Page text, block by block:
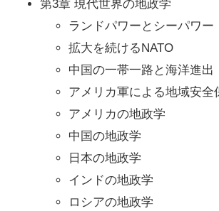
第3章 現代世界の地政学
ランドパワーとシーパワー
拡大を続けるNATO
中国の一帯一路と海洋進出
アメリカ軍による地域安全
アメリカの地政学
中国の地政学
日本の地政学
インドの地政学
ロシアの地政学